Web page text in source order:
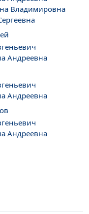
Владимировна
Андреевна
Андреевна
Андреевна